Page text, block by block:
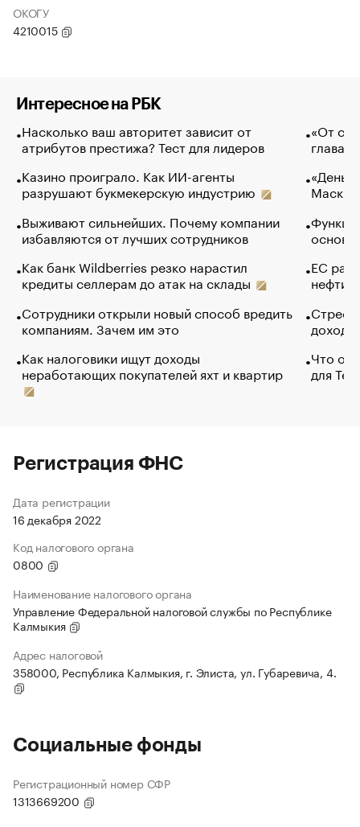
ОКОГУ
4210015
Интересное на РБК
Насколько ваш авторитет зависит от
атрибутов престижа? Тест для лидеров
Казино проиграло. Как ИИ-агенты
разрушают букмекерскую индустрию
Выживают сильнейших. Почему компании
избавляются от лучших сотрудников
Как банк Wildberries резко нарастил
кредиты селлерам до атак на склады
Сотрудники открыли новый способ вредить
компаниям. Зачем им это
Как налоговики ищут доходы
неработающих покупателей яхт и квартир
«От
глава
Маск в
основ
ЕС
нефти
Что
для
Регистрация ФНС
Дата регистрации
16 декабря 2022
Код налогового органа
0800
Наименование налогового органа
Управление Федеральной налоговой службы по Республике
Калмыкия
Адрес налоговой
358000, Республика Калмыкия, г. Элиста, ул. Губаревича, 4.
Социальные фонды
Регистрационный номер СФР
1313669200